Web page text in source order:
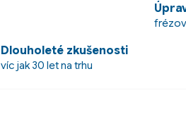
Dlouholeté zkušenosti
víc jak 30 let na trhu